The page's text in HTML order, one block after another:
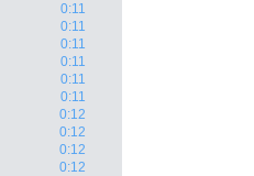
0:11
0:11
0:11
0:11
0:11
0:11
0:12
0:12
0:12
0:12